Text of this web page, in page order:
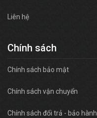
Liên hệ
Chính sách
Chính sách bảo mật
Chính sách vận chuyển
Chính sách đổi trả - bảo hành